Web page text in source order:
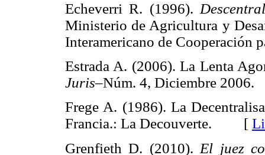
Echeverri R. (1996).
Ministerio de Agricultura y
Interamericano de
Estrada A. (2006). La Lenta
Juris–Núm. 4, Diciembre
Frege A. (1986). La
Francia.: La Decouverte. [
Grenfieth D. (2010). El juez